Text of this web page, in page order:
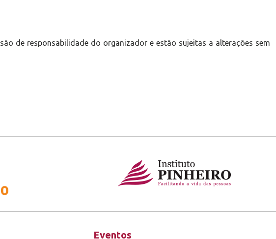
de responsabilidade do organizador e estão sujeitas a alterações sem
Eventos